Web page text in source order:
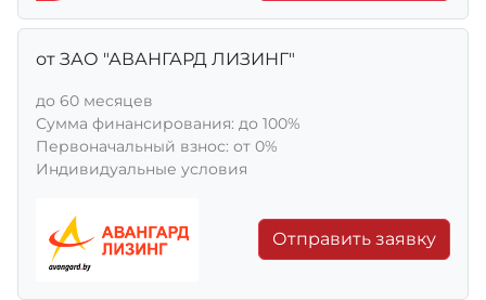
от ЗАО "АВАНГАРД ЛИЗИНГ"
до 60 месяцев
Сумма финансирования: до 100%
Первоначальный взнос: от 0%
Индивидуальные условия
Отправить заявку